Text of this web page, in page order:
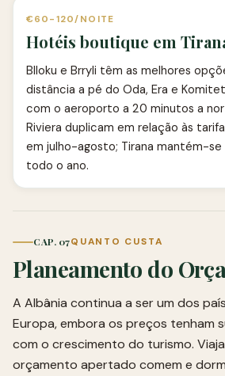
€60-120/NOITE
Hotéis boutique em
Blloku e Brryli têm as melhores
distância a pé do Oda, Era e
com o aeroporto a 20 minutos a
Riviera duplicam em relação às
em julho-agosto; Tirana mantém-se
todo o ano.
CAP. 07QUANTO CUSTA
Planeamento do
A Albânia continua a ser um dos
Europa, embora os preços tenham
com o crescimento do turismo.
orçamento apertado comem e